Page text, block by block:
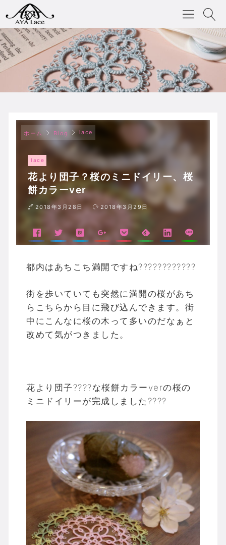
ホーム Blog lace
lace
花より団子？桜のミニドイリー、桜
餅カラーver
2018年3月28日 2018年3月29日
都内はあちこち満開ですね????????????
街を歩いていても突然に満開の桜があち
らこちらから目に飛び込んできます。街
中にこんなに桜の木って多いのだなぁと
改めて気がつきました。
花より団子????な桜餅カラーverの桜の
ミニドイリーが完成しました????